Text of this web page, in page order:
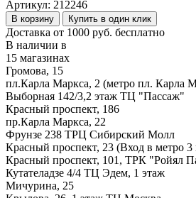
Артикул: 212246
В корзину Купить в один клик
Доставка от 1000 руб. бесплатно
В наличии в
15 магазинах
Громова, 15
пл.Карла Маркса, 2 (метро пл. Карла
Выборная 142/3,2 этаж ТЦ "Пассаж"
Красный проспект, 186
пр.Карла Маркса, 22
Фрунзе 238 ТРЦ Сибирский Молл
Красный проспект, 23 (Вход в метро 3
Красный проспект, 101, ТРК "Ройял
Кутателадзе 4/4 ТЦ Эдем, 1 этаж
Мичурина, 25